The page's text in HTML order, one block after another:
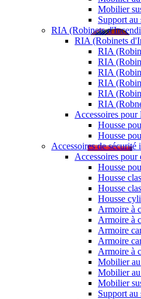
Mobilier
Support
RIA (Robinets
RIA (Robinets
RIA
RIA
RIA
RIA
RIA
RIA
Accessoires pour
Housse
Housse
Accessoires de sécurité
Accessoires pour
Housse
Housse
Housse
Housse
Armoire à
Armoire à
Armoire
Armoire
Armoire à
Mobilier
Mobilier
Mobilier
Support